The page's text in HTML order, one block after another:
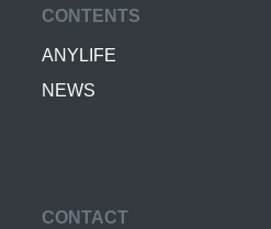
CONTENTS
ANYLIFE
NEWS
CONTACT